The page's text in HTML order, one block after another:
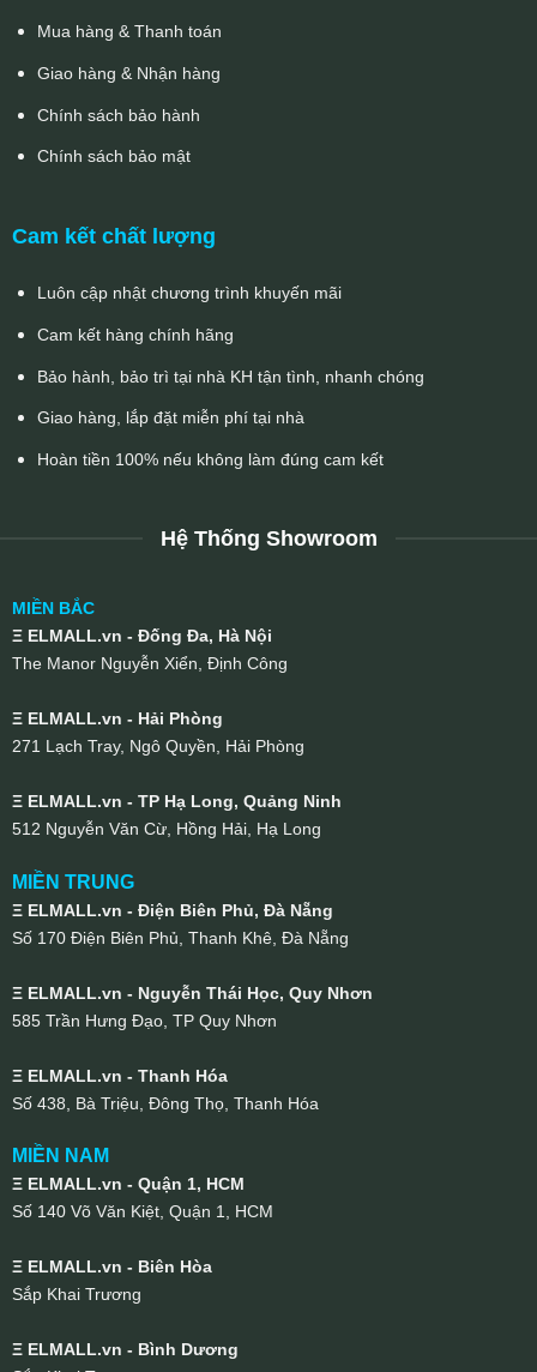
Mua hàng & Thanh toán
Giao hàng & Nhận hàng
Chính sách bảo hành
Chính sách bảo mật
Cam kết chất lượng
Luôn cập nhật chương trình khuyến mãi
Cam kết hàng chính hãng
Bảo hành, bảo trì tại nhà KH tận tình, nhanh chóng
Giao hàng, lắp đặt miễn phí tại nhà
Hoàn tiền 100% nếu không làm đúng cam kết
Hệ Thống Showroom
MIỀN BẮC
Ξ ELMALL.vn - Đống Đa, Hà Nội
The Manor Nguyễn Xiển, Định Công
Ξ ELMALL.vn - Hải Phòng
271 Lạch Tray, Ngô Quyền, Hải Phòng
Ξ ELMALL.vn - TP Hạ Long, Quảng Ninh
512 Nguyễn Văn Cừ, Hồng Hải, Hạ Long
MIỀN TRUNG
Ξ ELMALL.vn - Điện Biên Phủ, Đà Nẵng
Số 170 Điện Biên Phủ, Thanh Khê, Đà Nẵng
Ξ ELMALL.vn - Nguyễn Thái Học, Quy Nhơn
585 Trần Hưng Đạo, TP Quy Nhơn
Ξ ELMALL.vn - Thanh Hóa
Số 438, Bà Triệu, Đông Thọ, Thanh Hóa
MIỀN NAM
Ξ ELMALL.vn - Quận 1, HCM
Số 140 Võ Văn Kiệt, Quận 1, HCM
Ξ ELMALL.vn - Biên Hòa
Sắp Khai Trương
Ξ ELMALL.vn - Bình Dương